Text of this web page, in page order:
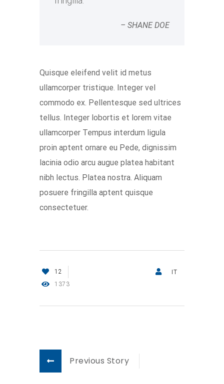
– SHANE DOE
Quisque eleifend velit id metus
ullamcorper tristique. Integer vel
commodo ex. Pellentesque sed ultrices
tellus. Integer lobortis et lorem vitae
ullamcorper Tempus interdum ligula
proin aptent ornare eu Pede, dignissim
lacinia odio arcu augue platea habitant
nibh lectus. Platea nostra. Aliquam
posuere fringilla aptent quisque
consectetuer.
12
1373
IT
Previous Story